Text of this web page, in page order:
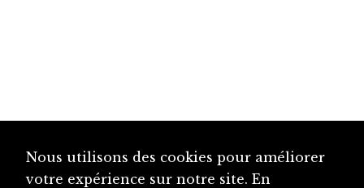
Nous utilisons des cookies pour améliorer
votre expérience sur notre site. En